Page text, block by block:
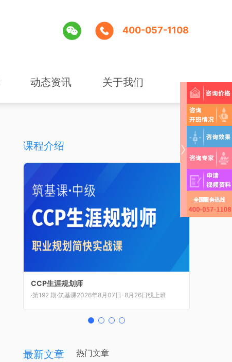
400-057-1108
动态资讯 关于我们
课程介绍
CCP生涯规划师
·第192 期·筑基课2026年8月07日-8月26日线上班
CCDM高级职业规划师
·第84 期·执业级2026年8月8日-8月12日上海班
BSC职业规划咨询导师
·第53 期·师资班2026年8月14日-8月16日上海班
UAPM高考志愿规划师
·第62 期·新高考2026年8月21日-8月23日上海班
最新文章 热门文章